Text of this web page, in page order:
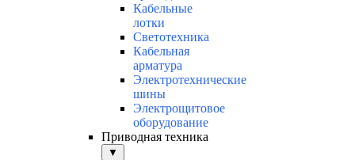
Кабельные
лотки
Светотехника
Кабельная
арматура
Электротехнические
шины
Электрощитовое
оборудование
Приводная техника
▼